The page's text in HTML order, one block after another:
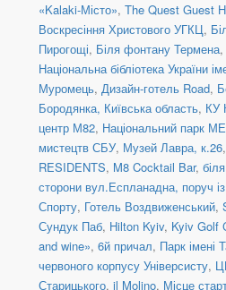
«Kalaki-Місто», The Quest Guest
Воскресіння Христового УГКЦ,
Пирогощі, Біля фонтану Термена,
Національна бібліотека України
Муромець, Дизайн-готель Road,
Бородянка, Київська область, КУ
центр М82, Національний парк
мистецтв СБУ, Музей Лавра, к.26,
RESIDENTS, M8 Cocktail Bar,
сторони вул.Еспланадна, поруч
Спорту, Готель Воздвиженський,
Сундук Паб, Hilton Kyiv, Kyiv Golf
and wine», 6й причал, Парк імені
червоного корпусу Універсисту,
Старицького, il Molino, Місце